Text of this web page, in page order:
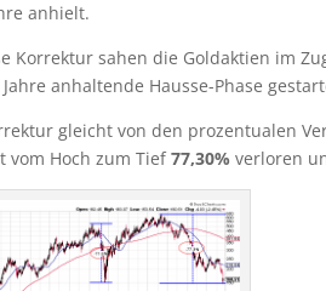
anhielt.
Korrektur sahen die Goldaktien im
anhaltende Hausse-Phase
gleicht von den prozentualen
vom Hoch zum Tief77,30% verloren